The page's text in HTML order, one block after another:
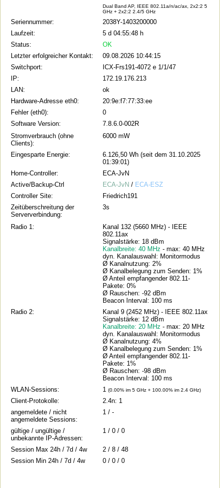
Dual Band AP, IEEE 802.11a/n/ac/ax, 2x2:2 5
GHz + 2x2:2 2.4/5 GHz
Seriennummer:
2038Y-1403200000
Laufzeit:
5 d 04:55:48 h
Status:
OK
Letzter erfolgreicher Kontakt:
09.08.2026 10:44:15
Switchport:
ICX-Frs191-4072 e 1/1/47
IP:
172.19.176.213
LAN:
ok
Hardware-Adresse eth0:
20:9e:f7:77:33:ee
Fehler (eth0):
0
Software Version:
7.8.6.0-002R
Stromverbrauch (ohne
Clients):
6000 mW
Eingesparte Energie:
6.126,50 Wh (seit dem 31.10.2025
01:39:01)
Home-Controller:
ECA-JvN
Active/Backup-Ctrl
ECA-JvN / ECA-ESZ
Controller Site:
Friedrich191
Zeitüberschreitung der
Serververbindung:
3s
Radio 1:
Kanal 132 (5660 MHz) - IEEE
802.11ax
Signalstärke: 18 dBm
Kanalbreite: 40 MHz- max: 40 MHz
dyn. Kanalauswahl: Monitormodus
Ø Kanalnutzung: 2%
Ø Kanalbelegung zum Senden: 1%
Ø Anteil empfangender 802.11-
Pakete: 0%
Ø Rauschen: -92 dBm
Beacon Interval: 100 ms
Radio 2:
Kanal 9 (2452 MHz) - IEEE 802.11ax
Signalstärke: 12 dBm
Kanalbreite: 20 MHz- max: 20 MHz
dyn. Kanalauswahl: Monitormodus
Ø Kanalnutzung: 4%
Ø Kanalbelegung zum Senden: 1%
Ø Anteil empfangender 802.11-
Pakete: 1%
Ø Rauschen: -98 dBm
Beacon Interval: 100 ms
WLAN-Sessions:
1(0.00% im 5 GHz + 100.00% im 2.4 GHz)
Client-Protokolle:
2.4n: 1
angemeldete / nicht
angemeldete Sessions:
1 / -
gültige / ungültige /
unbekannte IP-Adressen:
1 / 0 / 0
Session Max 24h / 7d / 4w
2 / 8 / 48
Session Min 24h / 7d / 4w
0 / 0 / 0